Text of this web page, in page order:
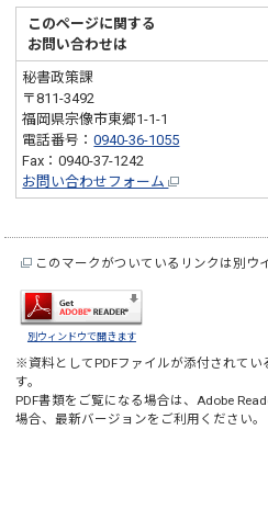
このページに関する
お問い合わせは
秘書政策課
〒811-3492
福岡県宗像市東郷1-1-1
電話番号：0940-36-1055
Fax：0940-37-1242
お問い合わせフォーム
このマークがついているリンクは別ウ
別ウィンドウで開きます
※資料としてPDFファイルが添付されてい
す。
PDF書類をご覧になる場合は、Adobe
場合、最新バージョンをご利用ください。